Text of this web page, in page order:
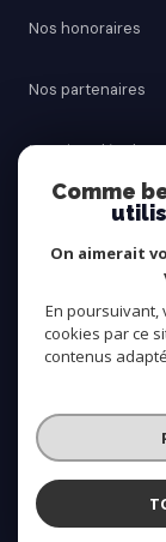
Nos honoraires
Nos partenaires
Mentions légales
Cookies
© 2026 | Tous
Comme
On aimerait
En poursuivant,
cookies par ce
contenus